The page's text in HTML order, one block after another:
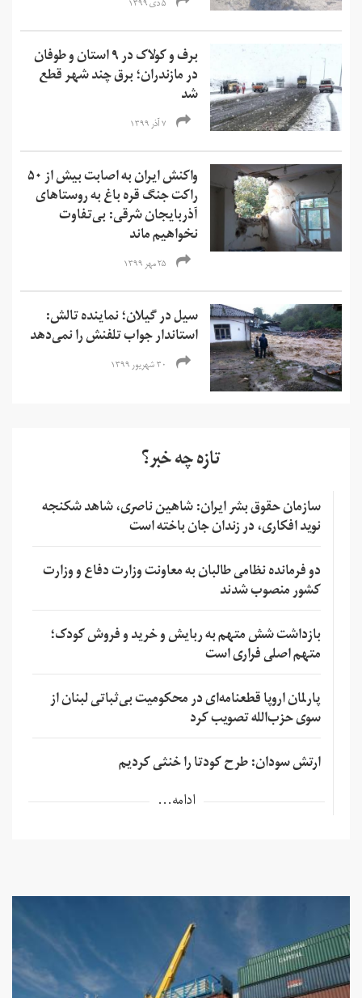
۵ دی ۱۳۹۹
برف و کولاک در ۹ استان و طوفان
در مازندران؛ برق چند شهر قطع
شد
۷ آذر ۱۳۹۹
واکنش ایران به اصابت بیش از ۵۰
راکت جنگ قره باغ به روستاهای
آذربایجان شرقی: بی‌تفاوت
نخواهیم ماند
۲۵ مهر ۱۳۹۹
سیل در گیلان؛ نماینده تالش:
استاندار جواب تلفنش را نمی‌دهد
۳۰ شهریور ۱۳۹۹
تازه چه خبر؟
سازمان حقوق بشر ایران: شاهین ناصری، شاهد شکنجه
نوید افکاری، در زندان جان باخته است
دو فرمانده نظامی طالبان به معاونت وزارت دفاع و وزارت
کشور منصوب شدند
بازداشت شش متهم به ربایش و خرید و فروش کودک؛
متهم اصلی فراری است
پارلمان اروپا قطعنامه‌ای در محکومیت بی‌ثباتی لبنان از
سوی حزب‌الله تصویب کرد
ارتش سودان: طرح کودتا را خنثی کردیم
ادامه...